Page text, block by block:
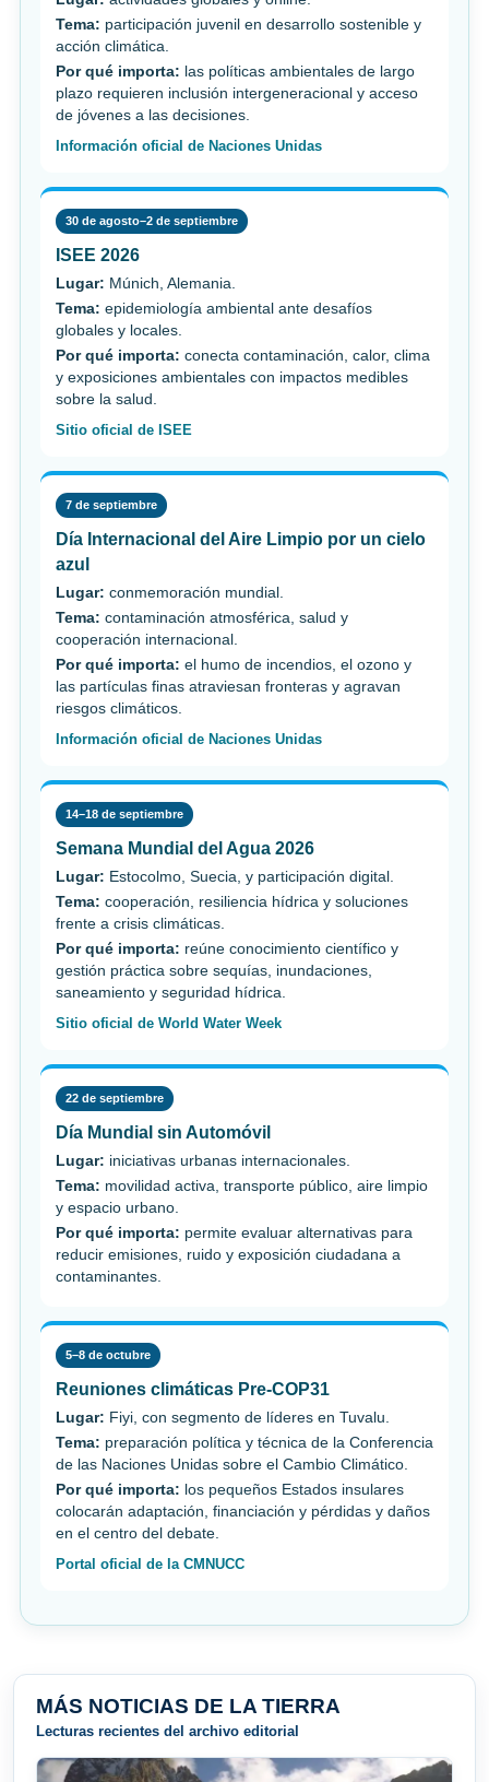
Tema: participación juvenil en desarrollo sostenible y
acción climática.
Por qué importa: las políticas ambientales de largo
plazo requieren inclusión intergeneracional y acceso
de jóvenes a las decisiones.
Información oficial de Naciones Unidas
30 de agosto–2 de septiembre
ISEE 2026
Lugar: Múnich, Alemania.
Tema: epidemiología ambiental ante desafíos
globales y locales.
Por qué importa: conecta contaminación, calor, clima
y exposiciones ambientales con impactos medibles
sobre la salud.
Sitio oficial de ISEE
7 de septiembre
Día Internacional del Aire Limpio por un cielo
azul
Lugar: conmemoración mundial.
Tema: contaminación atmosférica, salud y
cooperación internacional.
Por qué importa: el humo de incendios, el ozono y
las partículas finas atraviesan fronteras y agravan
riesgos climáticos.
Información oficial de Naciones Unidas
14–18 de septiembre
Semana Mundial del Agua 2026
Lugar: Estocolmo, Suecia, y participación digital.
Tema: cooperación, resiliencia hídrica y soluciones
frente a crisis climáticas.
Por qué importa: reúne conocimiento científico y
gestión práctica sobre sequías, inundaciones,
saneamiento y seguridad hídrica.
Sitio oficial de World Water Week
22 de septiembre
Día Mundial sin Automóvil
Lugar: iniciativas urbanas internacionales.
Tema: movilidad activa, transporte público, aire limpio
y espacio urbano.
Por qué importa: permite evaluar alternativas para
reducir emisiones, ruido y exposición ciudadana a
contaminantes.
5–8 de octubre
Reuniones climáticas Pre-COP31
Lugar: Fiyi, con segmento de líderes en Tuvalu.
Tema: preparación política y técnica de la Conferencia
de las Naciones Unidas sobre el Cambio Climático.
Por qué importa: los pequeños Estados insulares
colocarán adaptación, financiación y pérdidas y daños
en el centro del debate.
Portal oficial de la CMNUCC
MÁS NOTICIAS DE LA TIERRA
Lecturas recientes del archivo editorial